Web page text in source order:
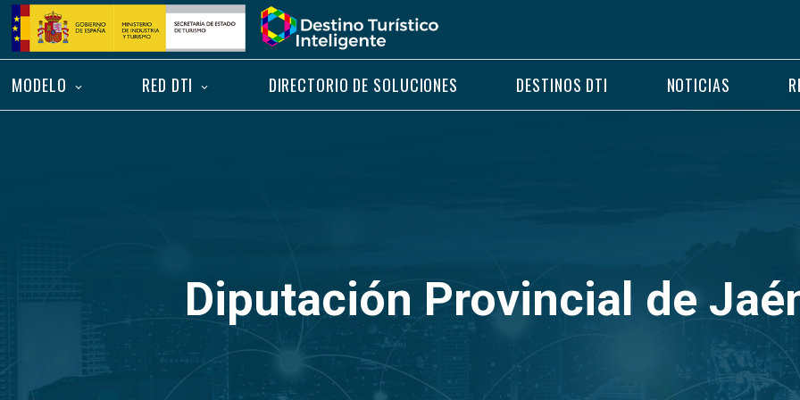
Saltar
contenido
Inicio
MODELO RED DTI DIRECTORIO DE SOLUCIONES DESTINOS DTI NOTICIAS
Diputación Provincial de